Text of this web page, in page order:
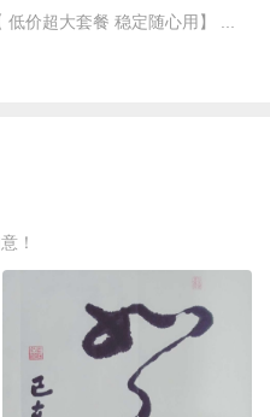
价超大套餐 稳定随心用】 ...
！